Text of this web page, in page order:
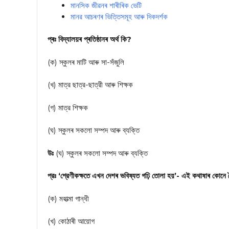
মানসিক জীৱনৰ শাৰীৰিক ভেটি
মানৱ আচৰণৰ ভিত্তিসমূহ আৰু দিকদর্শক
প্ৰঃ বিদ্যালয়ৰ প্ৰতিষ্ঠানৰ অৰ্থ কি?
(ক) স্কুলৰ মাটি আৰু সা-সঁজুলি
(খ) মাত্র ছাত্র-ছাত্রী আৰু শিক্ষক
(গ) মাত্র শিক্ষক
(ঘ) স্কুলৰ সকলো সম্পদ আৰু ব্যক্তি
উঃ (ঘ) স্কুলৰ সকলো সম্পদ আৰু ব্যক্তি
প্রঃ ‘শ্রেণীকক্ষতে এখন দেশৰ ভবিষ্যত গঢ়ি তোলা হয়’- এই কথাষাৰ
(ক) মহাত্মা গান্ধী
(খ) কোঠাৰী আয়োগ